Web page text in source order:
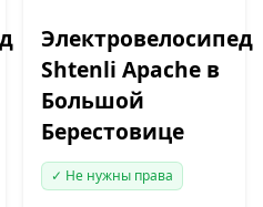
Электровелосипед
Shtenli Apache в
Большой
Берестовице
✓ Не нужны права